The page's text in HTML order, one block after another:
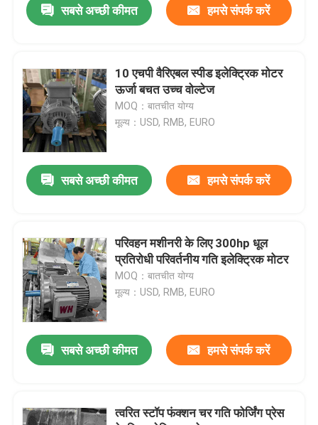
तीन चरण इलेक्ट्रिक मोटर्स
मध्यम वोल्टेज प्रेरण मोटर
हाई वोल्टेज इंडक्शन मोटर्स
विस्फोट रोधी इलेक्ट्रिक मोटरें
परिवर्तनीय गति इलेक्ट्रिक मोटर
स्थायी चुंबक तुल्यकालिक मोटर्स
विशेष इलेक्ट्रिक मोटर्स
फ्रिक्वेंसी परिवर्तक
सबसे अच्छी कीमत हमसे संपर्क करें
10 एचपी वैरिएबल स्पीड इलेक्ट्रिक मोटर
ऊर्जा बचत उच्च वोल्टेज
MOQ：बातचीत योग्य
मूल्य：USD, RMB, EURO
सबसे अच्छी कीमत हमसे संपर्क करें
परिवहन मशीनरी के लिए 300hp धूल
प्रतिरोधी परिवर्तनीय गति इलेक्ट्रिक मोटर
MOQ：बातचीत योग्य
मूल्य：USD, RMB, EURO
सबसे अच्छी कीमत हमसे संपर्क करें
त्वरित स्टॉप फंक्शन चर गति फोर्जिंग प्रेस